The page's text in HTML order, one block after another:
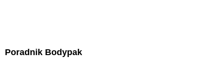
Poradnik Bodypak